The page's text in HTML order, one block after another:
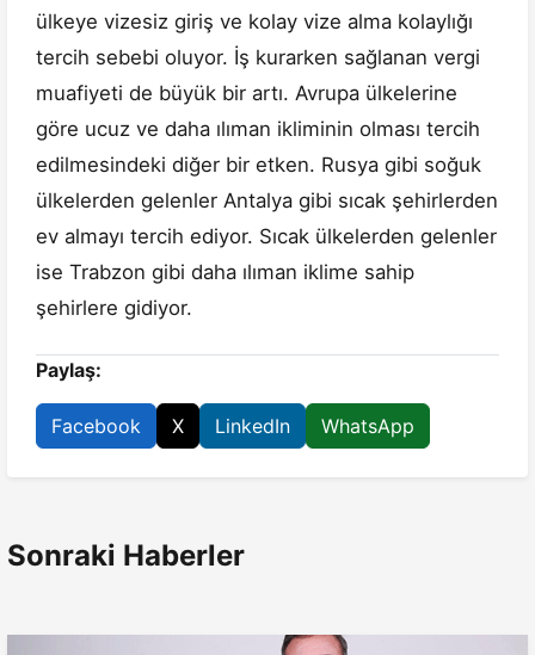
ülkeye vizesiz giriş ve kolay vize alma kolaylığı
tercih sebebi oluyor. İş kurarken sağlanan vergi
muafiyeti de büyük bir artı. Avrupa ülkelerine
göre ucuz ve daha ılıman ikliminin olması tercih
edilmesindeki diğer bir etken. Rusya gibi soğuk
ülkelerden gelenler Antalya gibi sıcak şehirlerden
ev almayı tercih ediyor. Sıcak ülkelerden gelenler
ise Trabzon gibi daha ılıman iklime sahip
şehirlere gidiyor.
Paylaş:
Facebook X LinkedIn WhatsApp
Sonraki Haberler